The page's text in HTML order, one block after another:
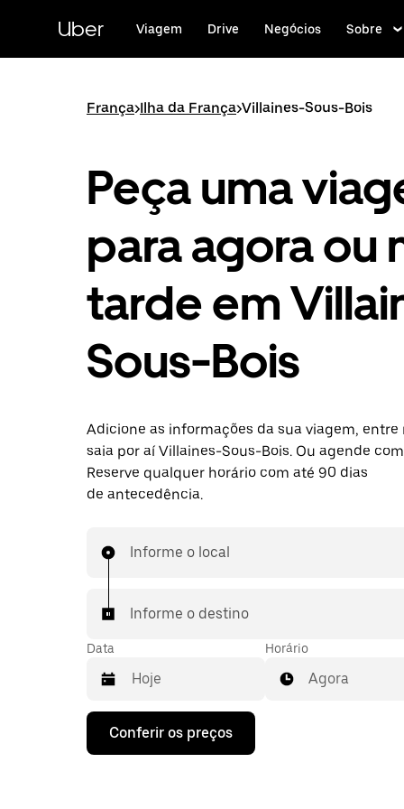
conteúdo
Uber Viagem Drive Negócios Sobre
França>Ilha da França>Villaines-Sous-Bois
Peça uma
para agora ou
tarde em
Sous-Bois
Adicione as informações da sua viagem, entre
saia por aí Villaines-Sous-Bois. Ou agende
Reserve qualquer horário com até 90 dias
de antecedência.
Informe o local
Informe o destino
Data
Pressione
seta
Horário
Agora
Conferir os preços